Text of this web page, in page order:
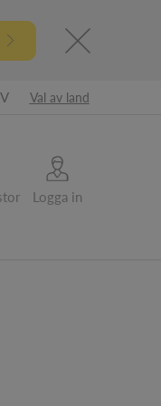
Val av land
Logga in